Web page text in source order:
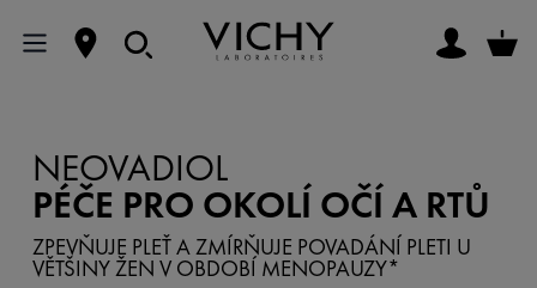
NEOVADIOL
PÉČE PRO OKOLÍ OČÍ A RTŮ
ZPEVŇUJE PLEŤ A ZMÍRŇUJE POVADÁNÍ PLETI U
VĚTŠINY ŽEN V OBDOBÍ MENOPAUZY*